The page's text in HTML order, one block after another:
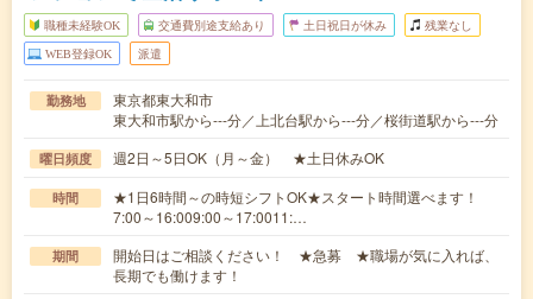
職種未経験OK 交通費別途支給あり 土日祝日が休み 残業なし
WEB登録OK 派遣
勤務地
東京都東大和市
東大和市駅から---分／上北台駅から---分／桜街道駅から---分
曜日頻度 週2日～5日OK（月～金） ★土日休みOK
時間
★1日6時間～の時短シフトOK★スタート時間選べます！
7:00～16:009:00～17:0011:…
期間
開始日はご相談ください！ ★急募 ★職場が気に入れば、
長期でも働けます！